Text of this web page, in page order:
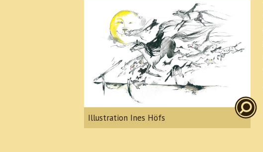
Illustration Ines Höfs